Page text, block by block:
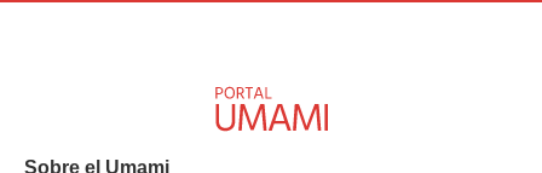
Sobre el Umami